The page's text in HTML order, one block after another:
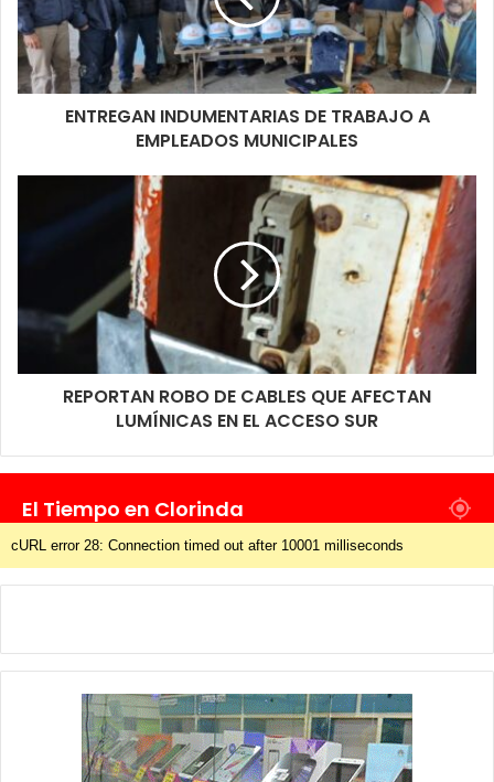
ENTREGAN INDUMENTARIAS DE TRABAJO A
EMPLEADOS MUNICIPALES
REPORTAN ROBO DE CABLES QUE AFECTAN
LUMÍNICAS EN EL ACCESO SUR
El Tiempo en Clorinda
cURL error 28: Connection timed out after 10001 milliseconds